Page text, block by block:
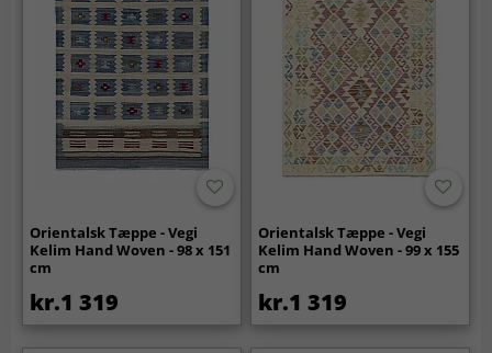
Orientalsk Tæppe - Vegi
Kelim Hand Woven - 98 x 151
cm
kr.1 319
Orientalsk Tæppe - Vegi
Kelim Hand Woven - 99 x 155
cm
kr.1 319